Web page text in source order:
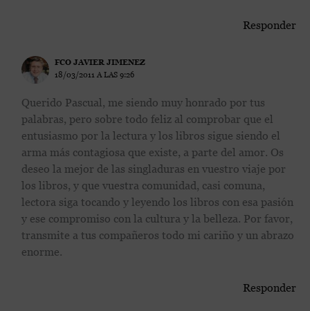
Responder
FCO JAVIER JIMENEZ
18/03/2011 A LAS 9:26
Querido Pascual, me siendo muy honrado por tus
palabras, pero sobre todo feliz al comprobar que el
entusiasmo por la lectura y los libros sigue siendo el
arma más contagiosa que existe, a parte del amor. Os
deseo la mejor de las singladuras en vuestro viaje por
los libros, y que vuestra comunidad, casi comuna,
lectora siga tocando y leyendo los libros con esa pasión
y ese compromiso con la cultura y la belleza. Por favor,
transmite a tus compañeros todo mi cariño y un abrazo
enorme.
Responder